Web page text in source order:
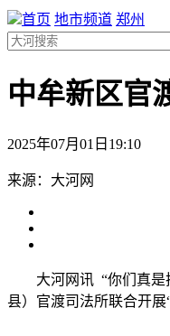
首页 地市频道 郑州
中牟新区官
2025年07月01日19:10
来源：大河网
大河网讯 “你们真
县）官渡司法所联合开